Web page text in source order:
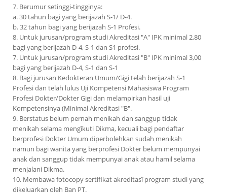
7. Berumur setinggi-tingginya:
a. 30 tahun bagi yang berijazah S-1/ D-4.
b. 32 tahun bagi yang berijazah S-1 Profesi.
8. Untuk jurusan/program studi Akreditasi "A" IPK minimal 2,80
bagi yang berijazah D-4, S-1 dan S1 profesi.
7. Untuk jurusan/program studi Akreditasi "B" IPK minimal 3,00
bagi yang berijazah D-4, S-1 dan S-1
8. Bagi jurusan Kedokteran Umum/Gigi telah berijazah S-1
Profesi dan telah lulus Uji Kompetensi Mahasiswa Program
Profesi Dokter/Dokter Gigi dan melampirkan hasil uji
Kompetensinya (Minimal Akreditasi "B".
9. Berstatus belum pernah menikah dan sanggup tidak
menikah selama mengîkuti Dikma, kecuali bagi pendaftar
berprofesi Dokter Umum diperbolehkan sudah menikah
namun bagi wanita yang berprofesi Dokter belum mempunyai
anak dan sanggup tidak mempunyai anak atau hamil selama
menjalani Dikma.
10. Membawa fotocopy sertifikat akreditasî program studi yang
dikeluarkan oleh Ban PT.